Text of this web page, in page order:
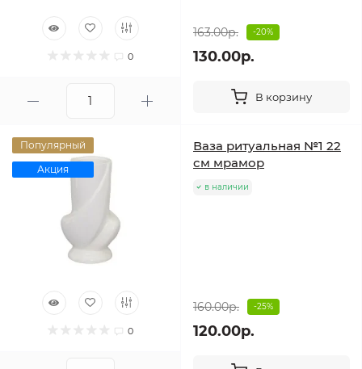
0
163.00р. -20%
130.00р.
В корзину
Популярный
Акция
0
Ваза ритуальная №1 22
см мрамор
в наличии
160.00р. -25%
120.00р.